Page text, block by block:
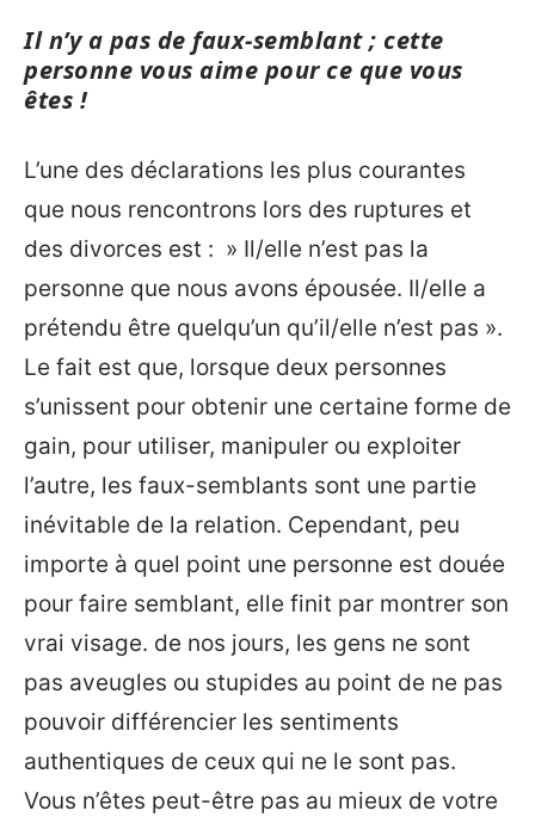
Il n’y a pas de faux-semblant ; cette
personne vous aime pour ce que vous
êtes !
L’une des déclarations les plus courantes
que nous rencontrons lors des ruptures et
des divorces est : » Il/elle n’est pas la
personne que nous avons épousée. Il/elle a
prétendu être quelqu’un qu’il/elle n’est pas ».
Le fait est que, lorsque deux personnes
s’unissent pour obtenir une certaine forme de
gain, pour utiliser, manipuler ou exploiter
l’autre, les faux-semblants sont une partie
inévitable de la relation. Cependant, peu
importe à quel point une personne est douée
pour faire semblant, elle finit par montrer son
vrai visage. de nos jours, les gens ne sont
pas aveugles ou stupides au point de ne pas
pouvoir différencier les sentiments
authentiques de ceux qui ne le sont pas.
Vous n’êtes peut-être pas au mieux de votre